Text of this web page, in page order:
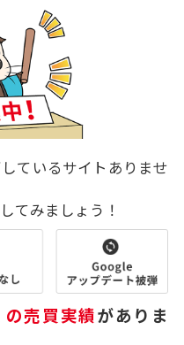
ているサイトありませ
てみましょう！
の売買実績がありま